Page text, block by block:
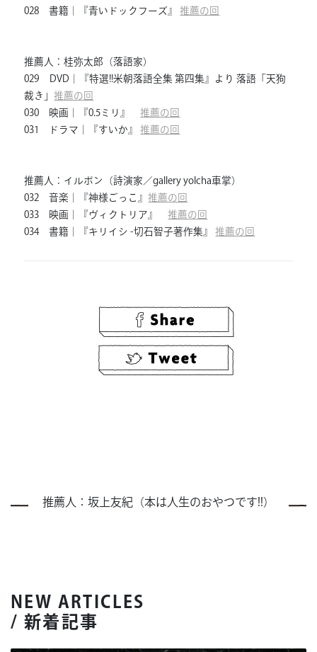
028 書籍｜『青いドックフーズ』推薦の回
推薦人：桂弥太郎（落語家）
029 DVD｜『特選!!米朝落語全集 第四集』より 落語「天狗
裁き」推薦の回
030 映画｜『0.5ミリ』推薦の回
031 ドラマ｜『すいか』推薦の回
推薦人：イルボン（詩演家／gallery yolcha車掌）
032 音楽｜『神様ごっこ』推薦の回
033 映画｜『ヴィクトリア』推薦の回
034 書籍｜『キリイシ -切石智子著作集』推薦の回
推薦人：坂上友紀（本は人生のおやつです!!）
NEW ARTICLES
/ 新着記事